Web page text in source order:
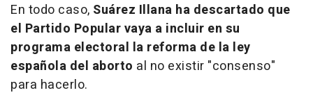
En todo caso, Suárez Illana ha descartado que
el Partido Popular vaya a incluir en su
programa electoral la reforma de la ley
española del aborto al no existir "consenso"
para hacerlo.